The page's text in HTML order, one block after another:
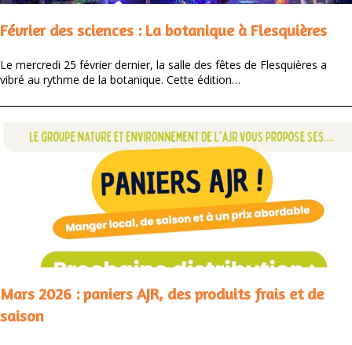
Février des sciences : La botanique à Flesquières
Le mercredi 25 février dernier, la salle des fêtes de Flesquières a
vibré au rythme de la botanique. Cette édition…
Mars 2026 : paniers AJR, des produits frais et de
saison